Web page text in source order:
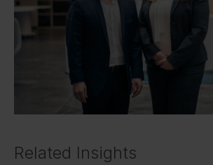
Related Insights